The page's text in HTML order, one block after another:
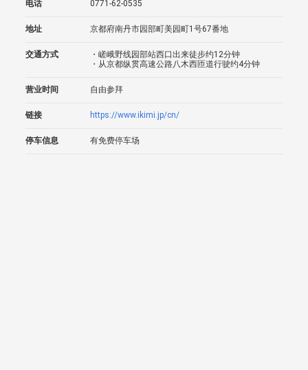
电话 0771-62-0535
地址 京都府南丹市园部町美园町1号67番地
交通方式
・嵯峨野线园部站西口出来徒步约12分钟
・从京都纵贯高速公路八木西匝道行驶约4分钟
营业时间 自由参拜
链接 https://www.ikimi.jp/cn/
停车信息 有免费停车场